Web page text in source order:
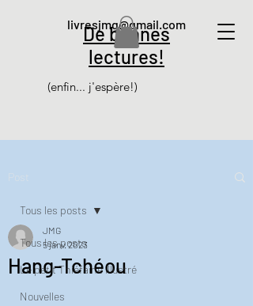
De bonnes
lectures!
(enfin... j'espère!)
livresjmg@gmail.com
Tous les posts
Le petit Thiéfaine illustré
Nouvelles
Tous les posts
Hang-Tchéou
JMG
5 janv. 2023